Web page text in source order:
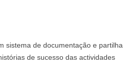
sistema de documentação e partilha
de sucesso das actividades